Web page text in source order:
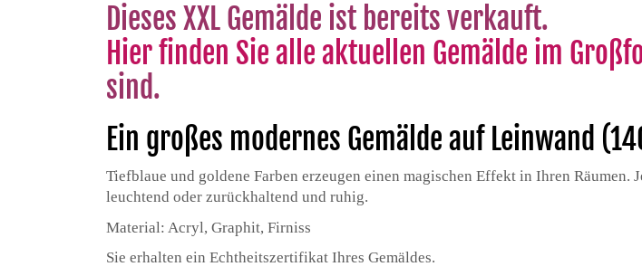
Dieses XXL Gemälde ist bereits verkauft.
Hier finden Sie alle aktuellen Gemälde im
sind.
Ein großes modernes Gemälde auf Leinwand
Tiefblaue und goldene Farben erzeugen einen magischen Effekt in Ihren Räumen.
leuchtend oder zurückhaltend und ruhig.
Material: Acryl, Graphit, Firniss
Sie erhalten ein Echtheitszertifikat Ihres Gemäldes.